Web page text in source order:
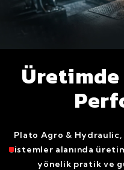
Üretimde
Plato Agro & Hydraulic,
sistemler alanında
yönelik pratik ve